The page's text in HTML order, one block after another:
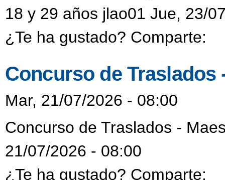
18 y 29 años jlao01 Jue, 23/
¿Te ha gustado? Comparte:
Concurso de Traslados
Mar, 21/07/2026 - 08:00
Concurso de Traslados -
21/07/2026 - 08:00
¿Te ha gustado? Comparte: